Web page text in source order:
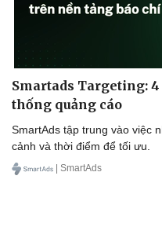
Smartads Targeting:
thống quảng cáo
SmartAds tập trung vào việc
cảnh và thời điểm để tối ưu.
| SmartAds